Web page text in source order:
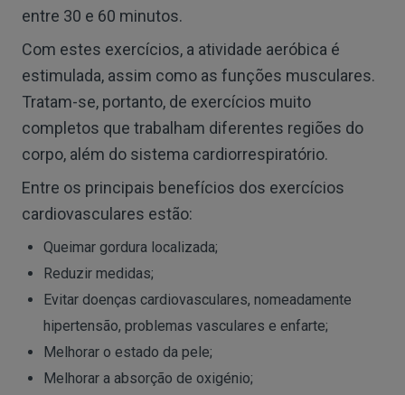
entre 30 e 60 minutos.
Com estes exercícios, a atividade aeróbica é
estimulada, assim como as funções musculares.
Tratam-se, portanto, de exercícios muito
completos que trabalham diferentes regiões do
corpo, além do sistema cardiorrespiratório.
Entre os principais benefícios dos exercícios
cardiovasculares estão:
Queimar gordura localizada;
Reduzir medidas;
Evitar doenças cardiovasculares, nomeadamente
hipertensão, problemas vasculares e enfarte;
Melhorar o estado da pele;
Melhorar a absorção de oxigénio;